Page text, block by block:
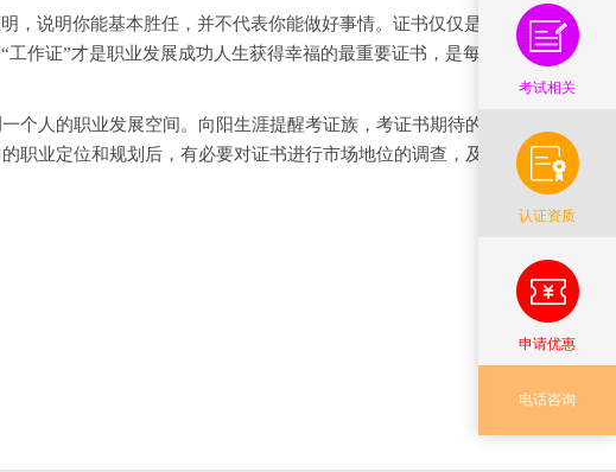
说明你能基本胜任，并不代表你能做好事情。证书仅仅是找
作证”才是职业发展成功人生获得幸福的最重要证书，是每个
人的职业发展空间。向阳生涯提醒考证族，考证书期待的是
业定位和规划后，有必要对证书进行市场地位的调查，及时
考试相关
认证资质
申请优惠
电话咨询